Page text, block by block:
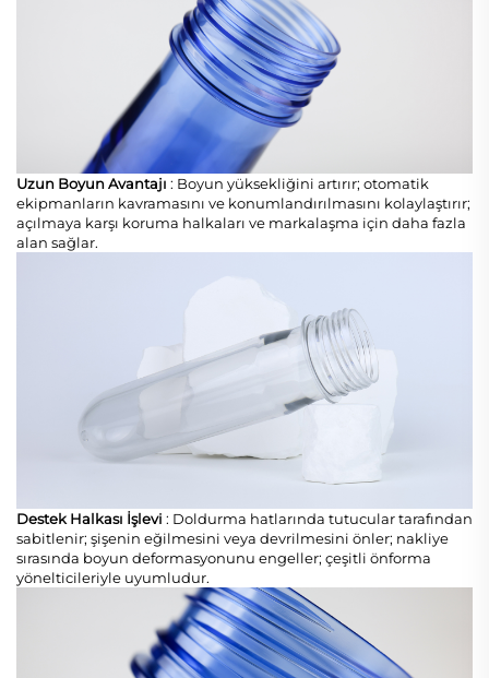
Uzun Boyun Avantajı : Boyun yüksekliğini artırır; otomatik
ekipmanların kavramasını ve konumlandırılmasını kolaylaştırır;
açılmaya karşı koruma halkaları ve markalaşma için daha fazla
alan sağlar.
Destek Halkası İşlevi : Doldurma hatlarında tutucular tarafından
sabitlenir; şişenin eğilmesini veya devrilmesini önler; nakliye
sırasında boyun deformasyonunu engeller; çeşitli önforma
yönelticileriyle uyumludur.